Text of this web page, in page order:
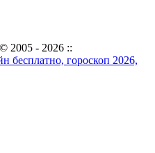
2005 - 2026 ::
бесплатно, гороскоп 2026,